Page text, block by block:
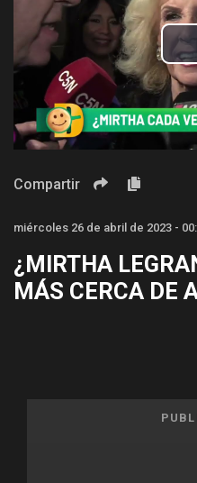
Compartir
miércoles 26 de abril de 2023 -
¿MIRTHA
MÁS CERCA DE